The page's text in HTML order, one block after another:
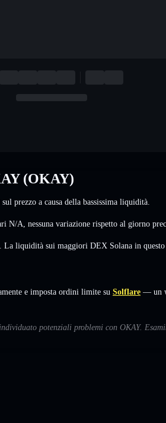
(OKAY)
prezzo a causa della bassissima liquidità.
N/A nessuna variazione rispetto al giorno
. La liquidità sui maggiori DEX Solana in
e imposta ordini limite su Solflare — un
potenziali problemi con OKAY.